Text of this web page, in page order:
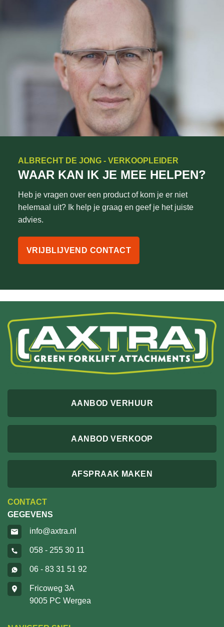
ALBRECHT DE JONG - VERKOOPLEIDER
WAAR KAN IK JE MEE HELPEN?
Heb je vragen over een product of kom je er niet
helemaal uit? Ik help je graag en geef je het juiste
advies.
VRIJBLIJVEND CONTACT
AANBOD VERHUUR
AANBOD VERKOOP
AFSPRAAK MAKEN
CONTACT
GEGEVENS
info@axtra.nl
058 - 255 30 11
06 - 83 31 51 92
Fricoweg 3A
9005 PC Wergea